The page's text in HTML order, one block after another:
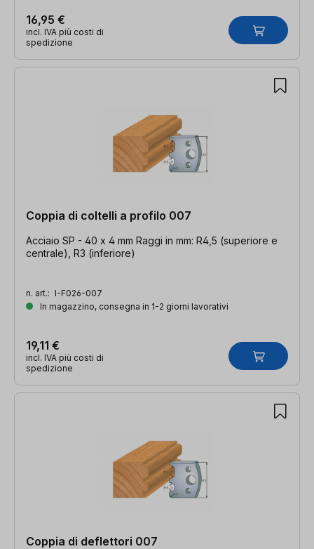
16,95 €
incl. IVA più costi di
spedizione
Coppia di coltelli a profilo 007
Acciaio SP - 40 x 4 mm Raggi in mm: R4,5 (superiore e
centrale), R3 (inferiore)
n. art.: I-F026-007
In magazzino, consegna in 1-2 giorni lavorativi
19,11 €
incl. IVA più costi di
spedizione
Coppia di deflettori 007